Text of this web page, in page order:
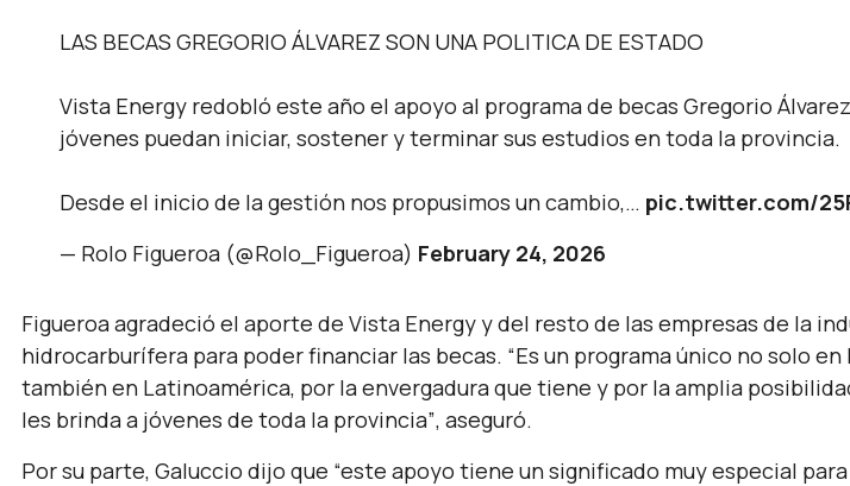
LAS BECAS GREGORIO ÁLVAREZ SON UNA POLITICA DE ESTADO
Vista Energy redobló este año el apoyo al programa de becas Gregorio
jóvenes puedan iniciar, sostener y terminar sus estudios en toda la provincia.
Desde el inicio de la gestión nos propusimos un cambio,… pic.twitter.com/
— Rolo Figueroa (@Rolo_Figueroa) February 24, 2026
Figueroa agradeció el aporte de Vista Energy y del resto de las empresas de la
hidrocarburífera para poder financiar las becas. “Es un programa único no solo
también en Latinoamérica, por la envergadura que tiene y por la amplia
les brinda a jóvenes de toda la provincia”, aseguró.
Por su parte, Galuccio dijo que “este apoyo tiene un significado muy especial